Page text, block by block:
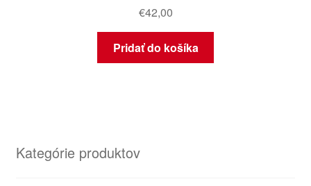
€42,00
Pridať do košíka
Kategórie produktov